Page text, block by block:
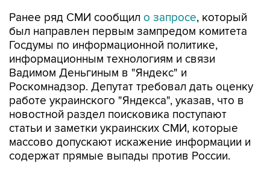
Ранее ряд СМИ сообщил о запросе, который
был направлен первым зампредом комитета
Госдумы по информационной политике,
информационным технологиям и связи
Вадимом Деньгиным в "Яндекс" и
Роскомнадзор. Депутат требовал дать оценку
работе украинского "Яндекса", указав, что в
новостной раздел поисковика поступают
статьи и заметки украинских СМИ, которые
массово допускают искажение информации и
содержат прямые выпады против России.